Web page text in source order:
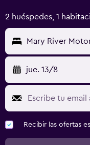
2 huéspedes, 1
Mary River
jue. 13/8
Recibir las ofertas